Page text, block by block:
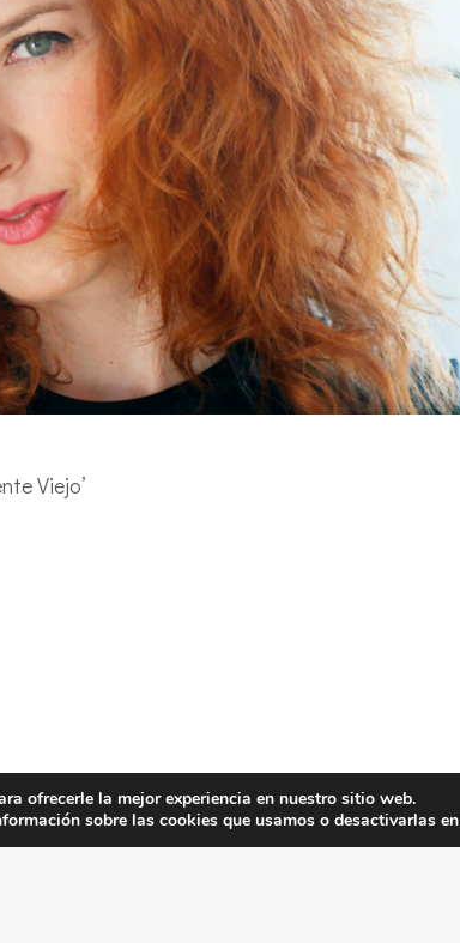
Viejo’
ofrecerle la mejor experiencia en nuestro sitio web.
sobre las cookies que usamos o desactivarlas en